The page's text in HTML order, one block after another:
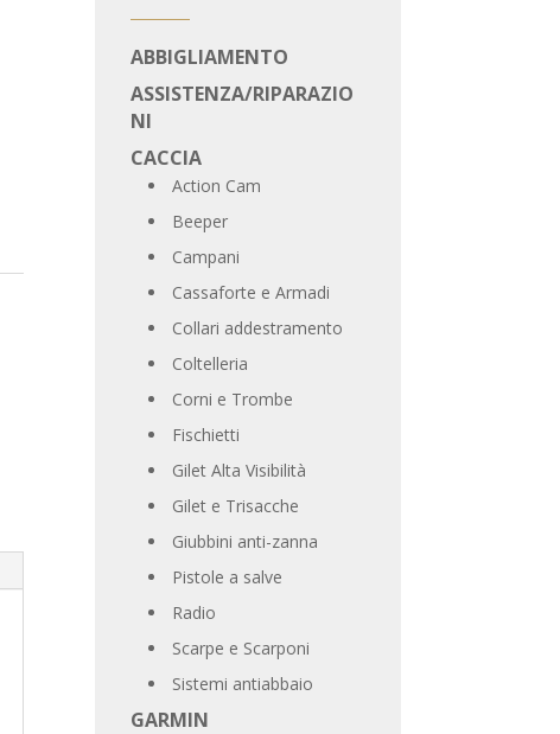
ABBIGLIAMENTO
ASSISTENZA/RIPARAZIO
NI
CACCIA
Action Cam
Beeper
Campani
Cassaforte e Armadi
Collari addestramento
Coltelleria
Corni e Trombe
Fischietti
Gilet Alta Visibilità
Gilet e Trisacche
Giubbini anti-zanna
Pistole a salve
Radio
Scarpe e Scarponi
Sistemi antiabbaio
GARMIN